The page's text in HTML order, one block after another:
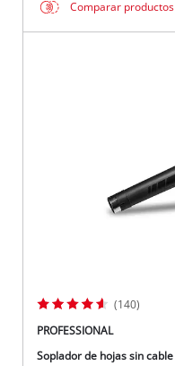
Comparar productos
(140)
PROFESSIONAL
Soplador de hojas sin cable